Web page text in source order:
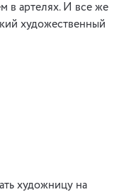
в артелях. И все же
художественный
художницу на